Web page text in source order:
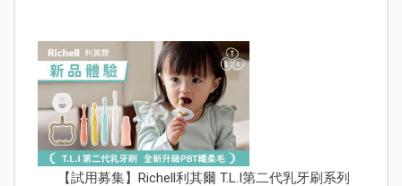
【試用募集】Richell利其爾 T.L.I第二代乳牙刷系列